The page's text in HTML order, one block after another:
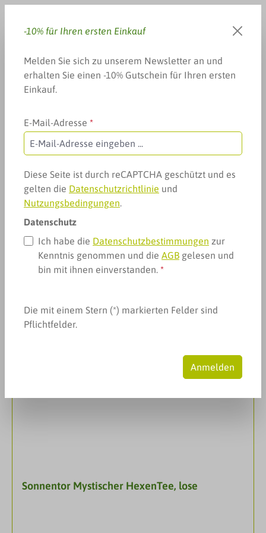
Du hast 0 Produkte auf dem
Warenkorb
Arzneimittel & mehr
Tee mit Hanf
Tee mit Hanf
Produkte filtern
Sonnentor Mystischer HexenTee, lose
-10% für Ihren ersten Einkauf
Melden Sie sich zu unserem Newsletter an und
erhalten Sie einen -10% Gutschein für Ihren ersten
Einkauf.
E-Mail-Adresse *
Diese Seite ist durch reCAPTCHA geschützt und es
gelten die Datenschutzrichtlinie und
Nutzungsbedingungen.
Datenschutz
Ich habe die Datenschutzbestimmungen zur
Kenntnis genommen und die AGB gelesen und
bin mit ihnen einverstanden. *
Die mit einem Stern (*) markierten Felder sind
Pflichtfelder.
Anmelden